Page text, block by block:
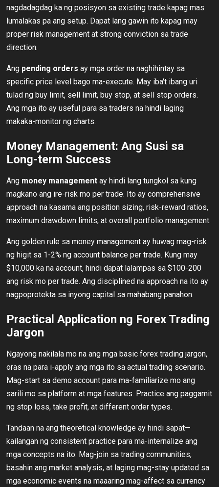
nagdadagdag ka ng posisyon sa existing trade kapag mas
lumalakas pa ang setup. Dapat lang gawin ito kapag may
proper risk management at strong conviction sa trade
direction.
Ang pending orders ay mga order na naghihintay sa
specific price level bago ma-execute. May iba't ibang uri
tulad ng buy limit, sell limit, buy stop, at sell stop orders.
Ang mga ito ay useful para sa traders na hindi laging
makaka-monitor ng charts.
Money Management: Ang Susi sa
Long-term Success
Ang money management ay hindi lang tungkol sa kung
magkano ang ire-risk mo per trade. Ito ay comprehensive
approach na kasama ang position sizing, risk-reward ratios,
maximum drawdown limits, at overall portfolio management.
Ang golden rule sa money management ay huwag mag-risk
ng higit sa 1-2% ng account balance per trade. Kung may
$10,000 ka na account, hindi dapat lalampas sa $100-200
ang risk mo per trade. Ang disciplined na approach na ito ay
nagpoprotekta sa inyong capital sa mahabang panahon.
Practical Application ng Forex Trading
Jargon
Ngayong nakilala mo na ang mga basic forex trading jargon,
oras na para i-apply ang mga ito sa actual trading scenario.
Mag-start sa demo account para ma-familiarize mo ang
sarili mo sa platform at mga features. Practice ang paggamit
ng stop loss, take profit, at different order types.
Tandaan na ang theoretical knowledge ay hindi sapat—
kailangan ng consistent practice para ma-internalize ang
mga concepts na ito. Mag-join sa trading communities,
basahin ang market analysis, at laging mag-stay updated sa
mga economic events na maaaring mag-affect sa currency